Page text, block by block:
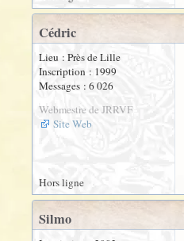
Cédric
Lieu : Près de Lille
Inscription : 1999
Messages : 6 026
Webmestre de JRRVF
Site Web
Hors ligne
Silmo